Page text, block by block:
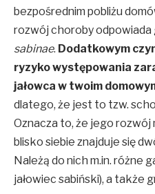
bezpośrednim pobliżu
rozwój choroby odpowiada
sabinae. Dodatkowym
ryzyko występowania
jałowca w twoim
dlatego, że jest to tzw.
Oznacza to, że jego rozwój
blisko siebie znajduje się
Należą do nich m.in. różne
jałowiec sabiński), a także